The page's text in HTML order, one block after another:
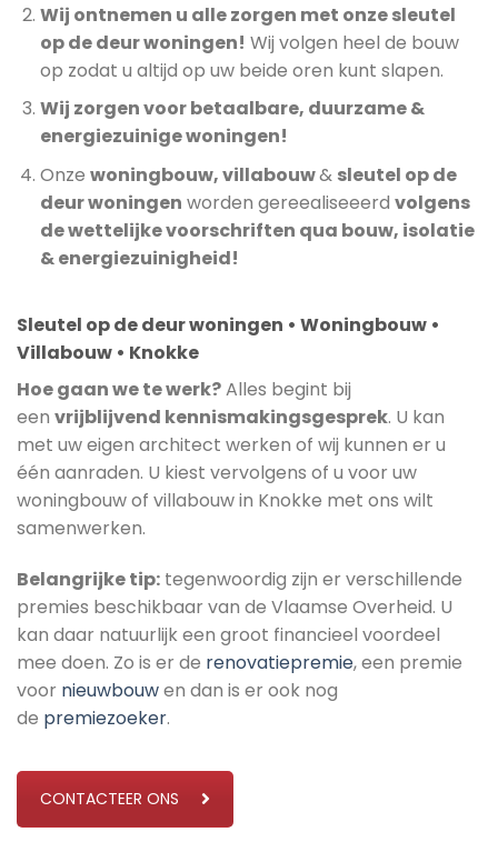
Wij ontnemen u alle zorgen met onze sleutel
op de deur woningen! Wij volgen heel de bouw
op zodat u altijd op uw beide oren kunt slapen.
Wij zorgen voor betaalbare, duurzame &
energiezuinige woningen!
Onze woningbouw, villabouw& sleutel op de
deur woningen worden gereealiseeerd volgens
de wettelijke voorschriften qua bouw, isolatie
& energiezuinigheid!
Sleutel op de deur woningen • Woningbouw •
Villabouw • Knokke
Hoe gaan we te werk?Alles begint bij
een vrijblijvend kennismakingsgesprek. U kan
met uw eigen architect werken of wij kunnen er u
één aanraden. U kiest vervolgens of u voor uw
woningbouw of villabouw in Knokke met ons wilt
samenwerken.
Belangrijke tip: tegenwoordig zijn er verschillende
premies beschikbaar van de Vlaamse Overheid. U
kan daar natuurlijk een groot financieel voordeel
mee doen. Zo is er de renovatiepremie, een premie
voor nieuwbouwen dan is er ook nog
de premiezoeker.
CONTACTEER ONS